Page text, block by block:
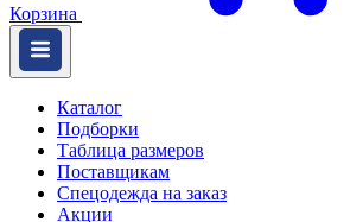
Корзина
Каталог
Подборки
Таблица размеров
Поставщикам
Спецодежда на заказ
Акции